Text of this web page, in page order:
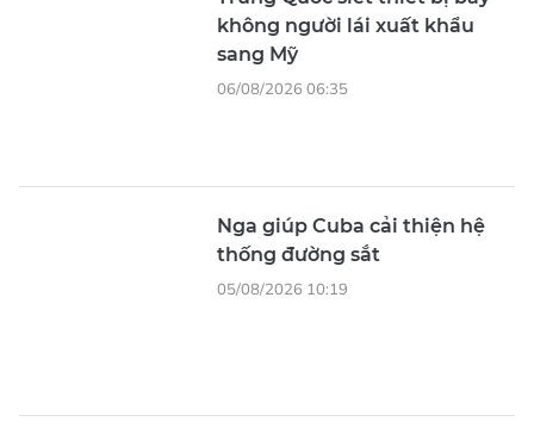
không người lái xuất khẩu
sang Mỹ
06/08/2026 06:35
Nga giúp Cuba cải thiện hệ
thống đường sắt
05/08/2026 10:19